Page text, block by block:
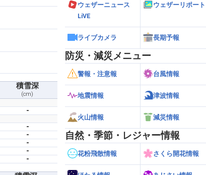
積雪深
(cm)
-
-
-
-
-
-
ウェザーニュース
LiVE
ウェザーリポート
ライブカメラ 長期予報
防災・減災メニュー
警報・注意報 台風情報
地震情報 津波情報
火山情報 減災情報
自然・季節・レジャー情報
花粉飛散情報 さくら開花情報